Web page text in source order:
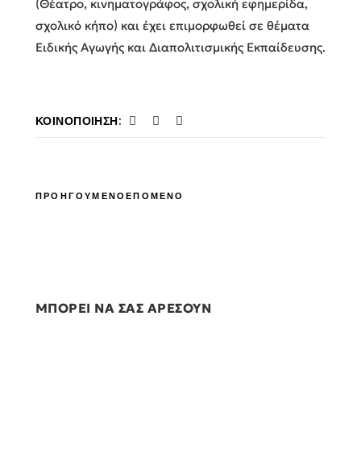
(Θέατρο, κινηματογράφος, σχολική εφημερίδα,
σχολικό κήπο) και έχει επιμορφωθεί σε θέματα
Ειδικής Αγωγής και Διαπολιτισμικής Εκπαίδευσης.
ΚΟΙΝΟΠΟΊΗΣΗ:
ΠΡΟΗΓΟΥΜΕΝΟΕΠΟΜΕΝΟ
ΜΠΟΡΕΙ ΝΑ ΣΑΣ ΑΡΕΣΟΥΝ